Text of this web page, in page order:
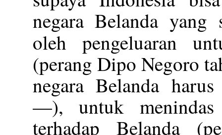
negara Belanda yang
oleh pengeluaran
(perang Dipo Negoro
negara Belanda
—), untuk menindas
terhadap Belanda